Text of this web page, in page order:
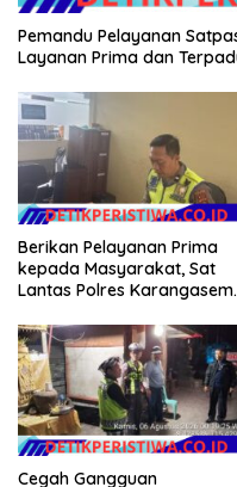
Pemandu Pelayanan
Layanan Prima dan
Berikan Pelayanan Prima
kepada Masyarakat, Sat
Lantas Polres Karangasem
Kepengurusan BPKB
Cegah Gangguan